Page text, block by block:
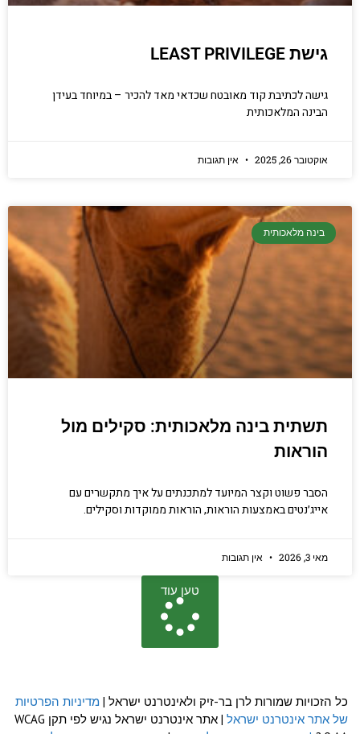
גישת LEAST PRIVILEGE
גישה לכתיבת קוד מאובטח שכדאי מאד להכיר – במיוחד בעידן
הבינה המלאכותית
אוקטובר 26, 2025 אין תגובות
בינה מלאכותית
תשתית בינה מלאכותית: סקילים מול
הוראות
הסבר פשוט וקצר המיועד למתכנתים על איך מתקשרים עם
אייג׳נטים באמצעות הוראות, הוראות ממוקדות וסקילים.
מאי 3, 2026 אין תגובות
טען עוד
כל הזכויות שמורות לרן בר-זיק ולאינטרנט ישראל | מדיניות הפרטיות
של אתר אינטרנט ישראל
| אתר אינטרנט ישראל נגיש לפי תקן WCAG